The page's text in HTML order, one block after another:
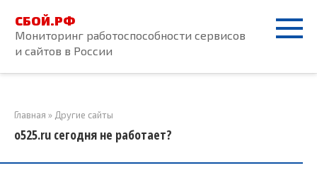
контенту
СБОЙ.РФ
Мониторинг работоспособности сервисов
и сайтов в России
Главная » Другие сайты
o525.ru сегодня не работает?